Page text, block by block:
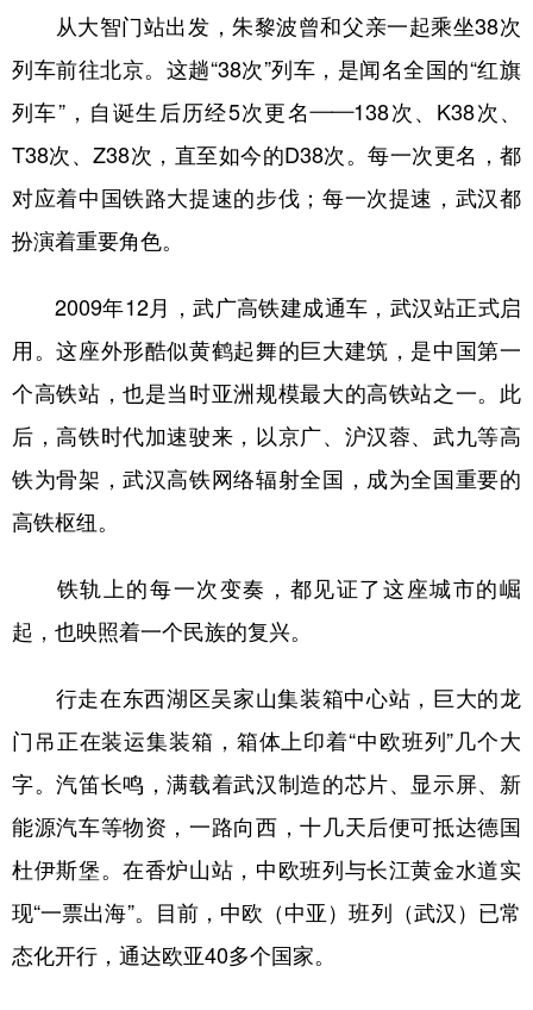
从大智门站出发，朱黎波曾和父亲一起乘坐38次
列车前往北京。这趟“38次”列车，是闻名全国的“红旗
列车”，自诞生后历经5次更名——138次、K38次、
T38次、Z38次，直至如今的D38次。每一次更名，都
对应着中国铁路大提速的步伐；每一次提速，武汉都
扮演着重要角色。
2009年12月，武广高铁建成通车，武汉站正式启
用。这座外形酷似黄鹤起舞的巨大建筑，是中国第一
个高铁站，也是当时亚洲规模最大的高铁站之一。此
后，高铁时代加速驶来，以京广、沪汉蓉、武九等高
铁为骨架，武汉高铁网络辐射全国，成为全国重要的
高铁枢纽。
铁轨上的每一次变奏，都见证了这座城市的崛
起，也映照着一个民族的复兴。
行走在东西湖区吴家山集装箱中心站，巨大的龙
门吊正在装运集装箱，箱体上印着“中欧班列”几个大
字。汽笛长鸣，满载着武汉制造的芯片、显示屏、新
能源汽车等物资，一路向西，十几天后便可抵达德国
杜伊斯堡。在香炉山站，中欧班列与长江黄金水道实
现“一票出海”。目前，中欧（中亚）班列（武汉）已常
态化开行，通达欧亚40多个国家。